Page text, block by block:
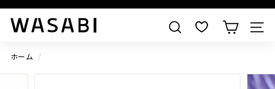
すべての作品を見る
W
S
A
検索
ホーム /